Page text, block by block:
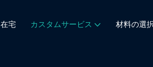
在宅 カスタムサービス 材料の選